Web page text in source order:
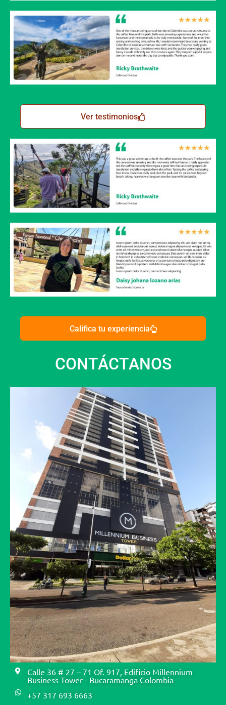
Ver testimonios
Califica tu experiencia
CONTÁCTANOS
Calle 36 # 27 – 71 Of. 917, Edificio Millennium
Business Tower - Bucaramanga Colombia
+57 317 693 6663